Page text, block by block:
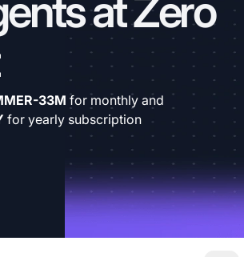
at Zero
33M for monthly and
for yearly subscription